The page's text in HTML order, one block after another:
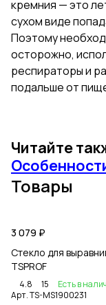
кремния — это
сухом виде
Поэтому
осторожно,
респираторы и
подальше от
Читайте
Товары
3 079 ₽
Стекло для
TSPROF
4.8 15
Есть в
Арт.TS-MS1900231